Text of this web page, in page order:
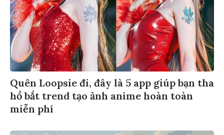
Quên Loopsie đi, đây là 5 app giúp bạn tha
hồ bắt trend tạo ảnh anime hoàn toàn
miễn phí